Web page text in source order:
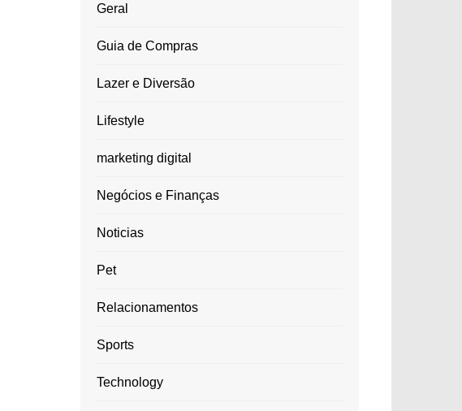
Geral
Guia de Compras
Lazer e Diversão
Lifestyle
marketing digital
Negócios e Finanças
Noticias
Pet
Relacionamentos
Sports
Technology